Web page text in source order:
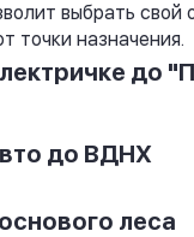
выбрать свой
точки назначения.
до
до ВДНХ
леса